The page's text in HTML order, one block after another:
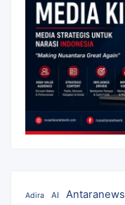
Adira AI Antaranews